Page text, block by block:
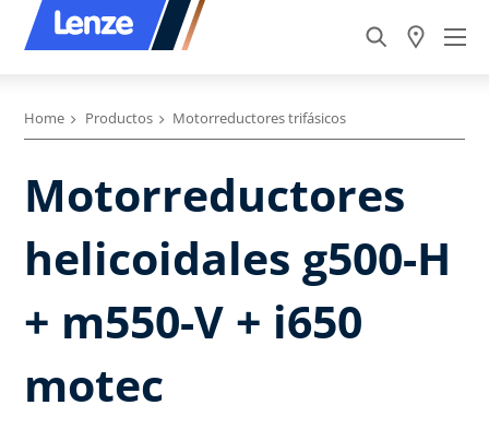
Home Productos Motorreductores trifásicos
Motorreductores
helicoidales g500-H
+ m550-V + i650
motec